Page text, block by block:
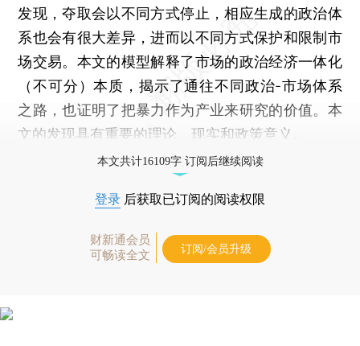
发现，夺取会以不同方式停止，相应生成的政治体
系也会有很大差异，进而以不同方式保护和限制市
场交易。本文的模型解释了市场的政治经济一体化
（不可分）本质，揭示了通往不同政治-市场体系
之路，也证明了把暴力作为产业来研究的价值。本
文的发现具有重要的理论、现实和政策意义。
本文共计16109字 订阅后继续阅读
登录 后获取已订阅的阅读权限
财新通会员
可畅读全文
订阅/会员升级